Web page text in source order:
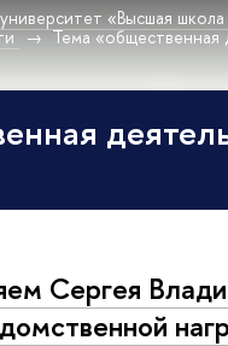
«Высшая
Тема «общественная
Сергея